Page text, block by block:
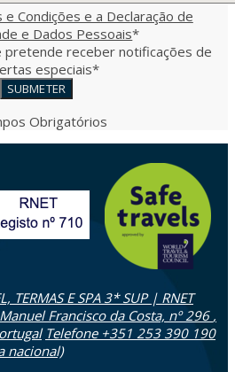
Condições e a Declaração de
e Dados Pessoais*
pretende receber notificações de
especiais*
Obrigatórios
TERMAS E SPA 3* SUP | RNET
Francisco da Costa, nº 296 ,
Telefone +351 253 390 190
nacional)